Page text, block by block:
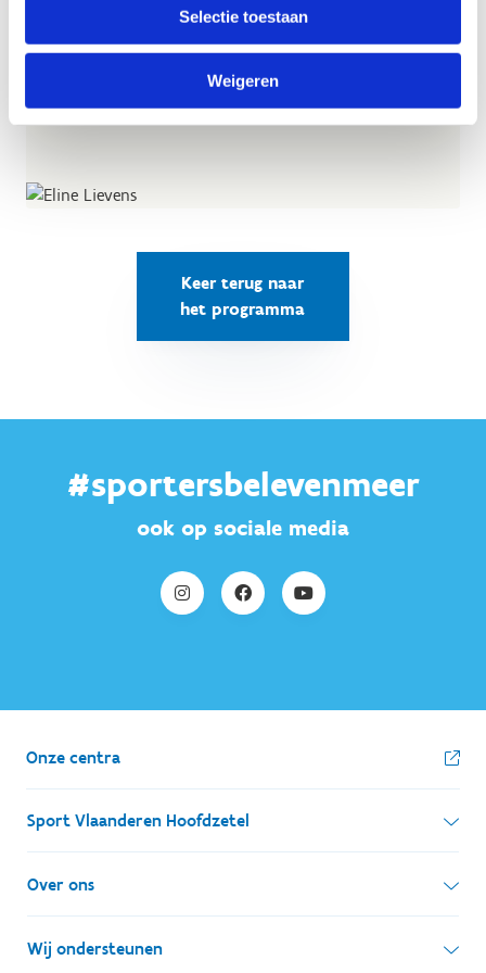
Selectie toestaan
Weigeren
(c) Kevin Faingnaert
Keer terug naar
het programma
#sportersbelevenmeer
ook op sociale media
Onze centra
Sport Vlaanderen Hoofdzetel
Simon Bolivarlaan 17
1000 Brussel
Ondernemingsnummer: BE 0248.142.826
Over ons
Wie zijn we, wat doen we
Wij ondersteunen